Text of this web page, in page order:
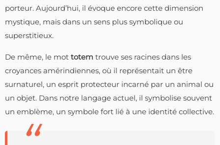
porteur. Aujourd’hui, il évoque encore cette dimension
mystique, mais dans un sens plus symbolique ou
superstitieux.
De même, le mot totem trouve ses racines dans les
croyances amérindiennes, où il représentait un être
surnaturel, un esprit protecteur incarné par un animal ou
un objet. Dans notre langage actuel, il symbolise souvent
un emblème, un symbole fort lié à une identité collective.